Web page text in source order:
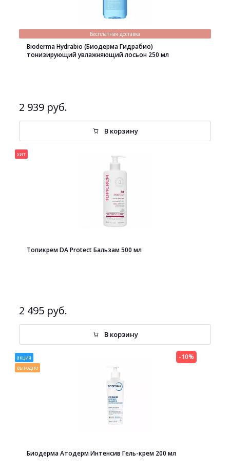
Бесплатная доставка
Bioderma Hydrabio (Биодерма Гидрабио)
тонизирующий увлажняющий лосьон 250 мл
2 939 руб.
В корзину
хит
Топикрем DA Protect Бальзам 500 мл
2 495 руб.
В корзину
акция
выгодно
Биодерма Атодерм Интенсив Гель-крем 200 мл
-10%